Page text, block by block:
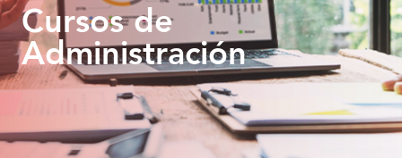
Cursos de
Administración